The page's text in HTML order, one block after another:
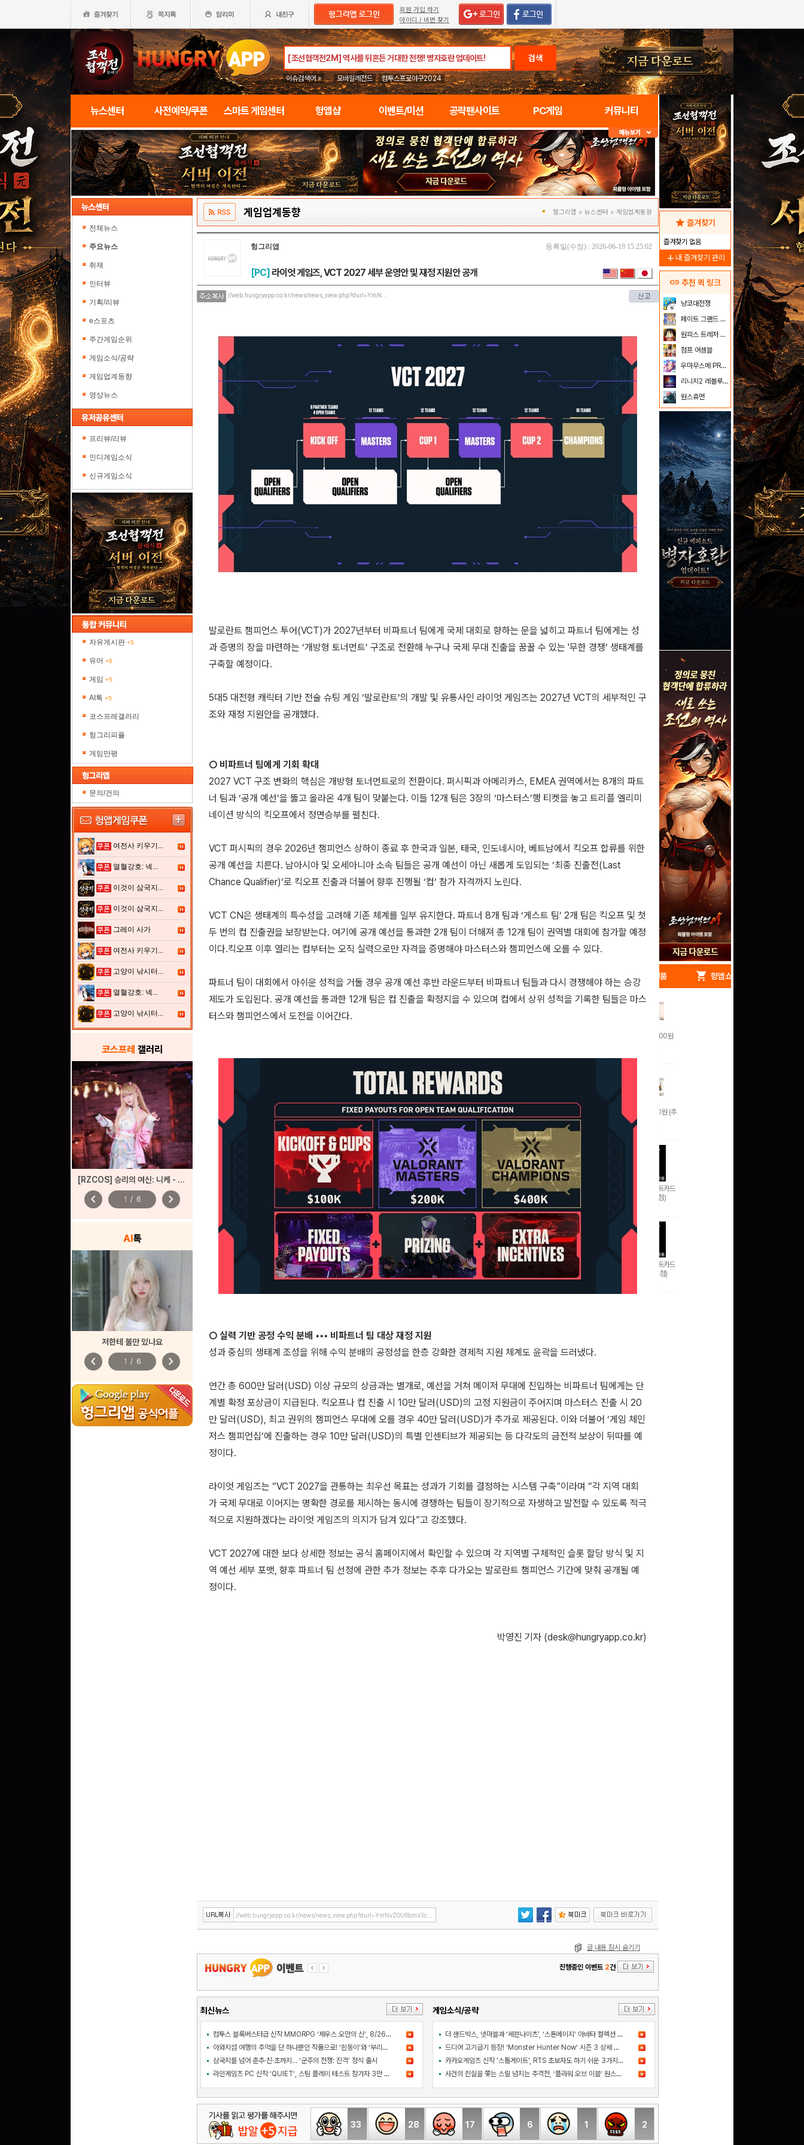
회원 가입 하기
아이디 / 비번 찾기
검색
이슈검색어 » 모바일레전드 컴투스프로야구2024
뉴스센터 사전예약/쿠폰 스마트 게임센터 헝앱샵 이벤트/미션 공략팬사이트 PC게임 커뮤니티
전체뉴스
주요뉴스
취재
인터뷰
기획/리뷰
e스포츠
주간게임순위
게임소식/공략
게임업계동향
영상뉴스
프리뷰/리뷰
인디게임소식
신규게임소식
자유게시판 +5
유머 +5
게임 +5
AI톡 +5
코스프레갤러리
헝그리피플
게임만평
문의/건의
여전사 키우기...
열혈강호: 넥...
이것이 삼국지...
이것이 삼국지...
그레이 사가
여전사 키우기...
고양이 낚시터...
열혈강호: 넥...
고양이 낚시터...
코스프레 갤러리
[RZCOS] 승리의 여신: 니케 - 바이퍼 (Model. 시루)
chevron_left 1 / 6 chevron_right
AI톡
저한테 불만 있나요
chevron_left 1 / 6 chevron_right
게임업계동향 헝그리앱 > 뉴스센터 > 게임업계동향
헝그리앱 등록일(수정) : 2026-06-19 15:25:02
[PC] 라이엇 게임즈, VCT 2027 세부 운영안 및 재정 지원안 공개
//web.hungryapp.co.kr/news/news_view.php?durl=YmN...
발로란트 챔피언스 투어(VCT)가 2027년부터 비파트너 팀에게 국제 대회로 향하는 문을 넓히고 파트너 팀에게는 성
과 증명의 장을 마련하는 ‘개방형 토너먼트’ 구조로 전환해 누구나 국제 무대 진출을 꿈꿀 수 있는 '무한 경쟁’ 생태계를
구축할 예정이다.
5대5 대전형 캐릭터 기반 전술 슈팅 게임 ‘발로란트’의 개발 및 유통사인 라이엇 게임즈는 2027년 VCT의 세부적인 구
조와 재정 지원안을 공개했다.
○ 비파트너 팀에게 기회 확대
2027 VCT 구조 변화의 핵심은 개방형 토너먼트로의 전환이다. 퍼시픽과 아메리카스, EMEA 권역에서는 8개의 파트
너 팀과 ‘공개 예선’을 뚫고 올라온 4개 팀이 맞붙는다. 이들 12개 팀은 3장의 ‘마스터스’행 티켓을 놓고 트리플 엘리미
네이션 방식의 킥오프에서 정면승부를 펼친다.
VCT 퍼시픽의 경우 2026년 챔피언스 상하이 종료 후 한국과 일본, 태국, 인도네시아, 베트남에서 킥오프 합류를 위한
공개 예선을 치른다. 남아시아 및 오세아니아 소속 팀들은 공개 예선이 아닌 새롭게 도입되는 ‘최종 진출전(Last
Chance Qualifier)’로 킥오프 진출과 더불어 향후 진행될 ‘컵’ 참가 자격까지 노린다.
VCT CN은 생태계의 특수성을 고려해 기존 체계를 일부 유지한다. 파트너 8개 팀과 ‘게스트 팀’ 2개 팀은 킥오프 및 첫
두 번의 컵 진출권을 보장받는다. 여기에 공개 예선을 통과한 2개 팀이 더해져 총 12개 팀이 권역별 대회에 참가할 예정
이다.킥오프 이후 열리는 컵부터는 오직 실력으로만 자격을 증명해야 마스터스와 챔피언스에 오를 수 있다.
파트너 팀이 대회에서 아쉬운 성적을 거둘 경우 공개 예선 후반 라운드부터 비파트너 팀들과 다시 경쟁해야 하는 승강
제도가 도입된다. 공개 예선을 통과한 12개 팀은 컵 진출을 확정지을 수 있으며 컵에서 상위 성적을 기록한 팀들은 마스
터스와 챔피언스에서 도전을 이어간다.
○ 실력 기반 공정 수익 분배 ••• 비파트너 팀 대상 재정 지원
성과 중심의 생태계 조성을 위해 수익 분배의 공정성을 한층 강화한 경제적 지원 체계도 윤곽을 드러냈다.
연간 총 600만 달러(USD) 이상 규모의 상금과는 별개로, 예선을 거쳐 메이저 무대에 진입하는 비파트너 팀에게는 단
계별 확정 포상금이 지급된다. 킥오프나 컵 진출 시 10만 달러(USD)의 고정 지원금이 주어지며 마스터스 진출 시 20
만 달러(USD), 최고 권위의 챔피언스 무대에 오를 경우 40만 달러(USD)가 추가로 제공된다. 이와 더불어 ‘게임 체인
저스 챔피언십’에 진출하는 경우 10만 달러(USD)의 특별 인센티브가 제공되는 등 다각도의 금전적 보상이 뒤따를 예
정이다.
라이엇 게임즈는 “VCT 2027을 관통하는 최우선 목표는 성과가 기회를 결정하는 시스템 구축”이라며 “각 지역 대회
가 국제 무대로 이어지는 명확한 경로를 제시하는 동시에 경쟁하는 팀들이 장기적으로 자생하고 발전할 수 있도록 적극
적으로 지원하겠다는 라이엇 게임즈의 의지가 담겨 있다”고 강조했다.
VCT 2027에 대한 보다 상세한 정보는 공식 홈페이지에서 확인할 수 있으며 각 지역별 구체적인 슬롯 할당 방식 및 지
역 예선 세부 포맷, 향후 파트너 팀 선정에 관한 추가 정보는 추후 다가오는 발로란트 챔피언스 기간에 맞춰 공개될 예
정이다.
박영진 기자 (desk@hungryapp.co.kr)
//web.hungryapp.co.kr/news/news_view.php?durl=YmNvZGU9bmV3c...
글 내용 잠시 숨기기
진행중인 이벤트 2건
최신뉴스
컴투스 블록버스터급 신작 MMORPG ‘제우스 오만의 신’, 8/26 출시
아와지섬 여행의 추억을 단 하나뿐인 작품으로! ‘흰둥이’와 ‘부리부리대마왕’의 오리지널 도기 색칠 체험 등장
삼국지를 넘어 춘추·진·초까지… ‘군주의 전쟁: 진격’ 정식 출시
라인게임즈 PC 신작 ‘QUIET’, 스팀 플레이 테스트 참가자 3만 명 돌파
게임소식/공략
더 샌드박스, 넷마블과 ‘세븐나이츠', ‘스톤에이지’ 아바타 컬렉션 출시
드디어 고기굽기 등장! ‘Monster Hunter Now’ 시즌 3 상세 정보 공개
카카오게임즈 신작 '스톰게이트', RTS 초보자도 하기 쉬운 3가지 이유
사건의 진실을 쫓는 스릴 넘치는 추격전, ‘플라워 오브 이블’ 원스토어 정식 출시!
33 28 17 6 1 2
star 즐겨찾기
즐겨찾기 없음
add 내 즐겨찾기 관리
link 추천 퀵 링크
냥코대전쟁
페이트 그랜드 오더
원피스 트레저 크루즈
점프 어셈블
우마무스메 PRETTY DERBY
리니지2 레볼루션
원스휴먼
헝앱 경품
문화상품권 10000원
문화상품권 5000원 (추
구글 플레이 기프트카드
구글 플레이 기프트카드